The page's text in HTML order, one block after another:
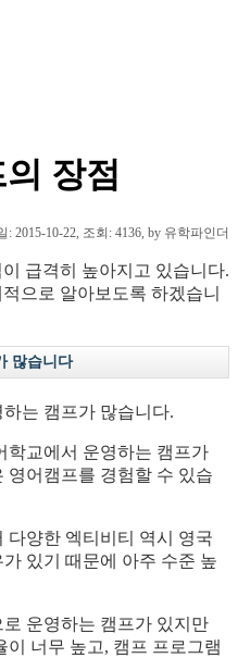
장점
: 2015-10-22, 조회: 4136, by 유학파인더
급격히 높아지고 있습니다.
으로 알아보도록 하겠습니
많습니다
는 캠프가 많습니다.
학교에서 운영하는 캠프가
영어캠프를 경험할 수 있습
다양한 엑티비티 역시 영국
있기 때문에 아주 수준 높
운영하는 캠프가 있지만
너무 높고, 캠프 프로그램